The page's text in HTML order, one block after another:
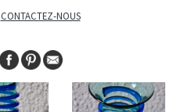
CONTACTEZ-NOUS